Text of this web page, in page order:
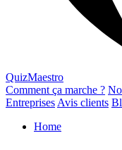
QuizMaestro
Comment ça marche ?
Entreprises Avis clients
Home